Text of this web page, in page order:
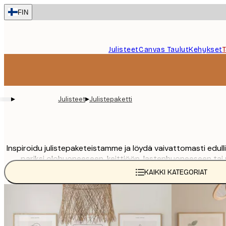
Skip
to
FIN
JulisteetCanvas TaulutKehykset
▸ Julisteet▸Julistepaketti
Inspiroidu julistepaketeistamme ja löydä vaivattomasti
pariksi olohuoneeseen, keittiöön, lastenhuoneeseen
KAIKKI KATEGORIAT